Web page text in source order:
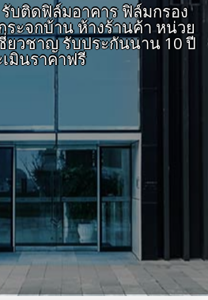
บติดฟิล์มอาคาร ฟิล์มกรอง
ระจกบ้าน ห้างร้านค้า หน่วย
ยวชาญ รับประกันนาน 10 ปี
มินราคาฟรี